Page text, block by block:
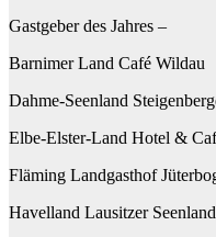
Gastgeber des Jahres –
Barnimer Land Café Wildau
Dahme-Seenland
Elbe-Elster-Land Hotel &
Fläming Landgasthof
Havelland Lausitzer Seenland